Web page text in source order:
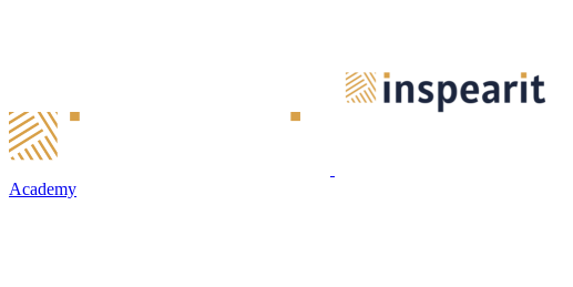
Academy